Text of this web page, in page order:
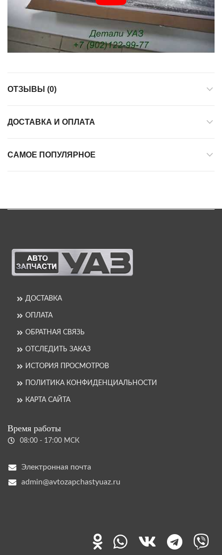
ОТЗЫВЫ (0)
ДОСТАВКА И ОПЛАТА
САМОЕ ПОПУЛЯРНОЕ
ДОСТАВКА
ОПЛАТА
ОБРАТНАЯ СВЯЗЬ
ОТСЛЕДИТЬ ЗАКАЗ
ИСТОРИЯ ПРОСМОТРОВ
ПОЛИТИКА КОНФИДЕНЦИАЛЬНОСТИ
КАРТА САЙТА
Время работы
08:00 - 17:00 МСК
Электронная почта
admin@avtozapchastyuaz.ru